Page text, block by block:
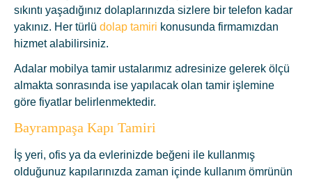
sıkıntı yaşadığınız dolaplarınızda sizlere bir telefon kadar
yakınız. Her türlü dolap tamiri konusunda firmamızdan
hizmet alabilirsiniz.
Adalar mobilya tamir ustalarımız adresinize gelerek ölçü
almakta sonrasında ise yapılacak olan tamir işlemine
göre fiyatlar belirlenmektedir.
Bayrampaşa Kapı Tamiri
İş yeri, ofis ya da evlerinizde beğeni ile kullanmış
olduğunuz kapılarınızda zaman içinde kullanım ömrünün